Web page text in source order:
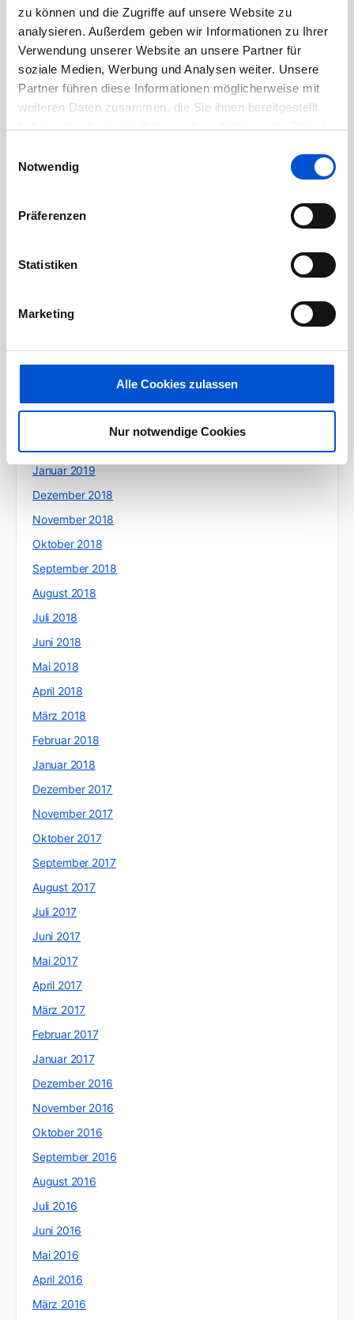
zu können und die Zugriffe auf unsere Website zu
analysieren. Außerdem geben wir Informationen zu Ihrer
Verwendung unserer Website an unsere Partner für
soziale Medien, Werbung und Analysen weiter. Unsere
Partner führen diese Informationen möglicherweise mit
weiteren Daten zusammen, die Sie ihnen bereitgestellt
Notwendig
Präferenzen
Statistiken
Marketing
Alle Cookies zulassen
Nur notwendige Cookies
Juli 2020
Juni 2020
Mai 2020
April 2020
März 2020
Januar 2020
Juli 2019
Juni 2019
Januar 2019
Dezember 2018
November 2018
Oktober 2018
September 2018
August 2018
Juli 2018
Juni 2018
Mai 2018
April 2018
März 2018
Februar 2018
Januar 2018
Dezember 2017
November 2017
Oktober 2017
September 2017
August 2017
Juli 2017
Juni 2017
Mai 2017
April 2017
März 2017
Februar 2017
Januar 2017
Dezember 2016
November 2016
Oktober 2016
September 2016
August 2016
Juli 2016
Juni 2016
Mai 2016
April 2016
März 2016